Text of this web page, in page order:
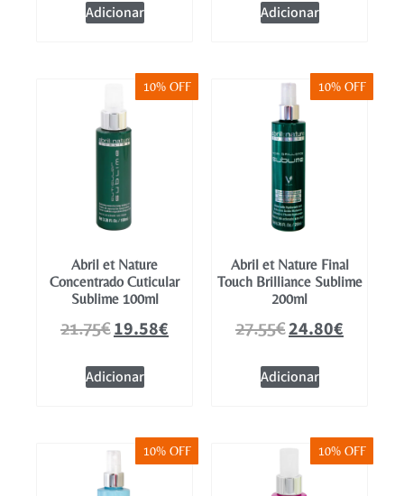
Adicionar Adicionar
10% OFF
Abril et Nature
Concentrado Cuticular
Sublime 100ml
21.75€19.58€
Adicionar
10% OFF
Abril et Nature Final
Touch Brilliance Sublime
200ml
27.55€24.80€
Adicionar
10% OFF 10% OFF